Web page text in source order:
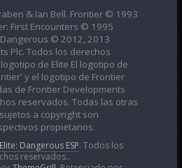
& Ian Bell. Frontier © 1993
First Encounters © 1995
© 2012, 2013
Plc. Todos los derechos
de Elite El logotipo de
y el logotipo de Frontier
de Frontier Developments
reservados. Todas las otras
a copyright son
propietarios.
Elite: Dangerous ESP . Todos los
reservados..